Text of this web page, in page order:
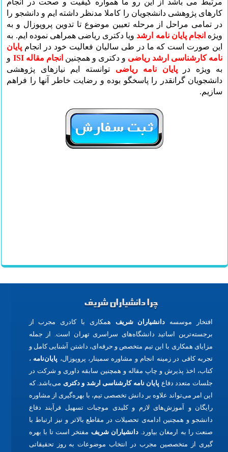
کارهای پژوهشی دانشجویان را کاملا مدنظر داشته ایم و دانشجو را
در تمامی مراحل از مرحله تعیین موضوع تا تدوین پروپوزال و به
ویژه انجام پایان نامه ارشد ویا دکتری ریاضی همراهی نموده ایم. به
این صورت است که ما در طی سالیان فعالیت خود در انجام پایان
نامه کارشناسی ارشد ریاضی و دکتری و همچنین انجام مقاله ISI
و
به ویژه درپایان نامه ریاضی توانسته ایم نیازهای پژوهشی
دانشجویان گرانقدر را پاسخگو بوده و رضایت خاطر آنها را فراهم
سازیم.
چرا دانشیاران شریف
افتخار موسسه دانشیاران شریف همکاری با کادری مجرب از
برجسته‌ترین اساتید دانشگاه‌های سراسری تهران است. از جمله
مزایای همکاری با این تیم متخصص و حرفه‌ای، داشتن آشنایی کامل و
تجربه کافی در زمینه انجام و مشاوره سمینار، پروپوزال، پایان‌نامه ،
کتاب، اخذ پذیرش و چاپ مقاله و همچنین سابقه داوری و شرکت در
جلسات متعدد دفاع پایان نامه کارشناسی ارشد و دکتری می‌باشد. که
این امر می‌تواند علاوه بر دانش تخصصی تیم، با بهره‌گیری از مشاوره
رایگان و آموزش‌های لازم و کلیدی موجبات تسهیل فرآیند دفاع
دانشجو و همچنین ادامه‌ی تحصیلات در مقاطع بالاتر و نیز ارتباط با
صنعت را به ارمغان بیاورد.دانشیاران شریف مفتخر است تا با بهره
گیری از متخصصین مجرب در انتخاب موضوعات به روز تحقیقاتی